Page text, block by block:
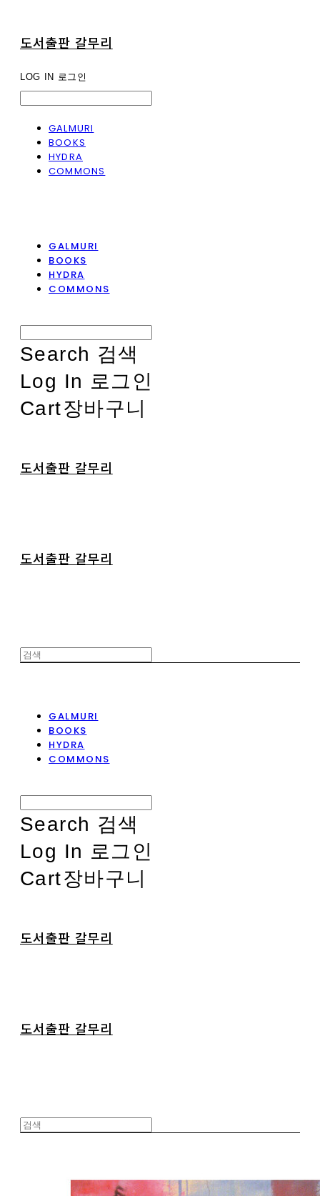
도서출판 갈무리
LOG IN 로그인
GALMURI
BOOKS
HYDRA
COMMONS
GALMURI
BOOKS
HYDRA
COMMONS
Search 검색
Log In 로그인
Cart장바구니
도서출판 갈무리
도서출판 갈무리
GALMURI
BOOKS
HYDRA
COMMONS
Search 검색
Log In 로그인
Cart장바구니
도서출판 갈무리
도서출판 갈무리